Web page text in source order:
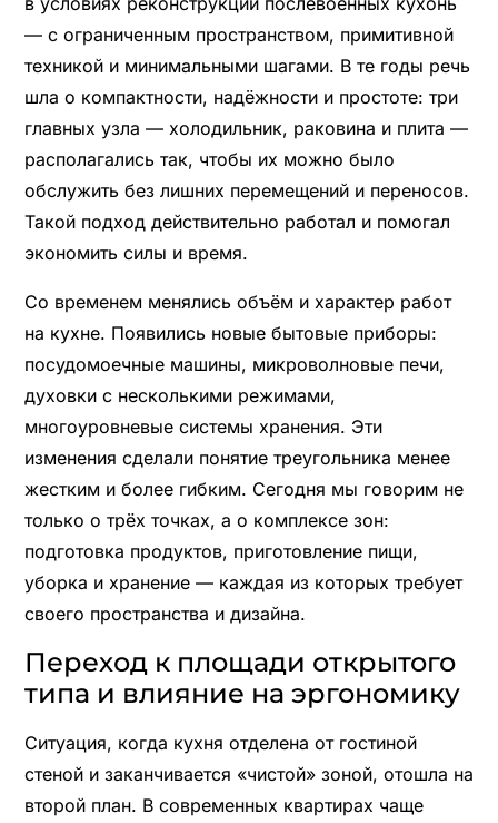
— с ограниченным пространством, примитивной
техникой и минимальными шагами. В те годы речь
шла о компактности, надёжности и простоте: три
главных узла — холодильник, раковина и плита —
располагались так, чтобы их можно было
обслужить без лишних перемещений и переносов.
Такой подход действительно работал и помогал
экономить силы и время.
Со временем менялись объём и характер работ
на кухне. Появились новые бытовые приборы:
посудомоечные машины, микроволновые печи,
духовки с несколькими режимами,
многоуровневые системы хранения. Эти
изменения сделали понятие треугольника менее
жестким и более гибким. Сегодня мы говорим не
только о трёх точках, а о комплексе зон:
подготовка продуктов, приготовление пищи,
уборка и хранение — каждая из которых требует
своего пространства и дизайна.
Переход к площади открытого
типа и влияние на эргономику
Ситуация, когда кухня отделена от гостиной
стеной и заканчивается «чистой» зоной, отошла на
второй план. В современных квартирах чаще